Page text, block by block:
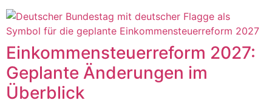
Einkommensteuerreform 2027:
Geplante Änderungen im
Überblick